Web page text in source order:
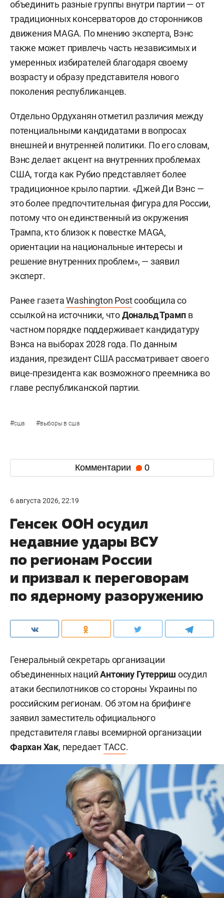
объединить разные группы внутри партии — от
традиционных консерваторов до сторонников
движения MAGA. По мнению эксперта, Вэнс
также может привлечь часть независимых и
умеренных избирателей благодаря своему
возрасту и образу представителя нового
поколения республиканцев.
Отдельно Ордуханян отметил различия между
потенциальными кандидатами в вопросах
внешней и внутренней политики. По его словам,
Вэнс делает акцент на внутренних проблемах
США, тогда как Рубио представляет более
традиционное крыло партии. «Джей Ди Вэнс —
это более предпочтительная фигура для России,
потому что он единственный из окружения
Трампа, кто близок к повестке MAGA,
ориентации на национальные интересы и
решение внутренних проблем», — заявил
эксперт.
Ранее газетаWashington Postсообщила со
ссылкой на источники, чтоДональд Трамп в
частном порядке поддерживает кандидатуру
Вэнса на выборах 2028 года. По данным
издания, президент США рассматривает своего
вице-президента как возможного преемника во
главе республиканской партии.
#сша #выборы в сша
Комментарии 0
6 августа 2026, 22:19
Генсек ООН осудил
недавние удары ВСУ
по регионам России
и призвал к переговорам
по ядерному разоружению
Генеральный секретарь организации
объединенных нацийАнтониу Гутерриш осудил
атаки беспилотников со стороны Украины по
российским регионам. Об этом на брифинге
заявил заместитель официального
представителя главы всемирной организации
Фархан Хак, передаетТАСС.